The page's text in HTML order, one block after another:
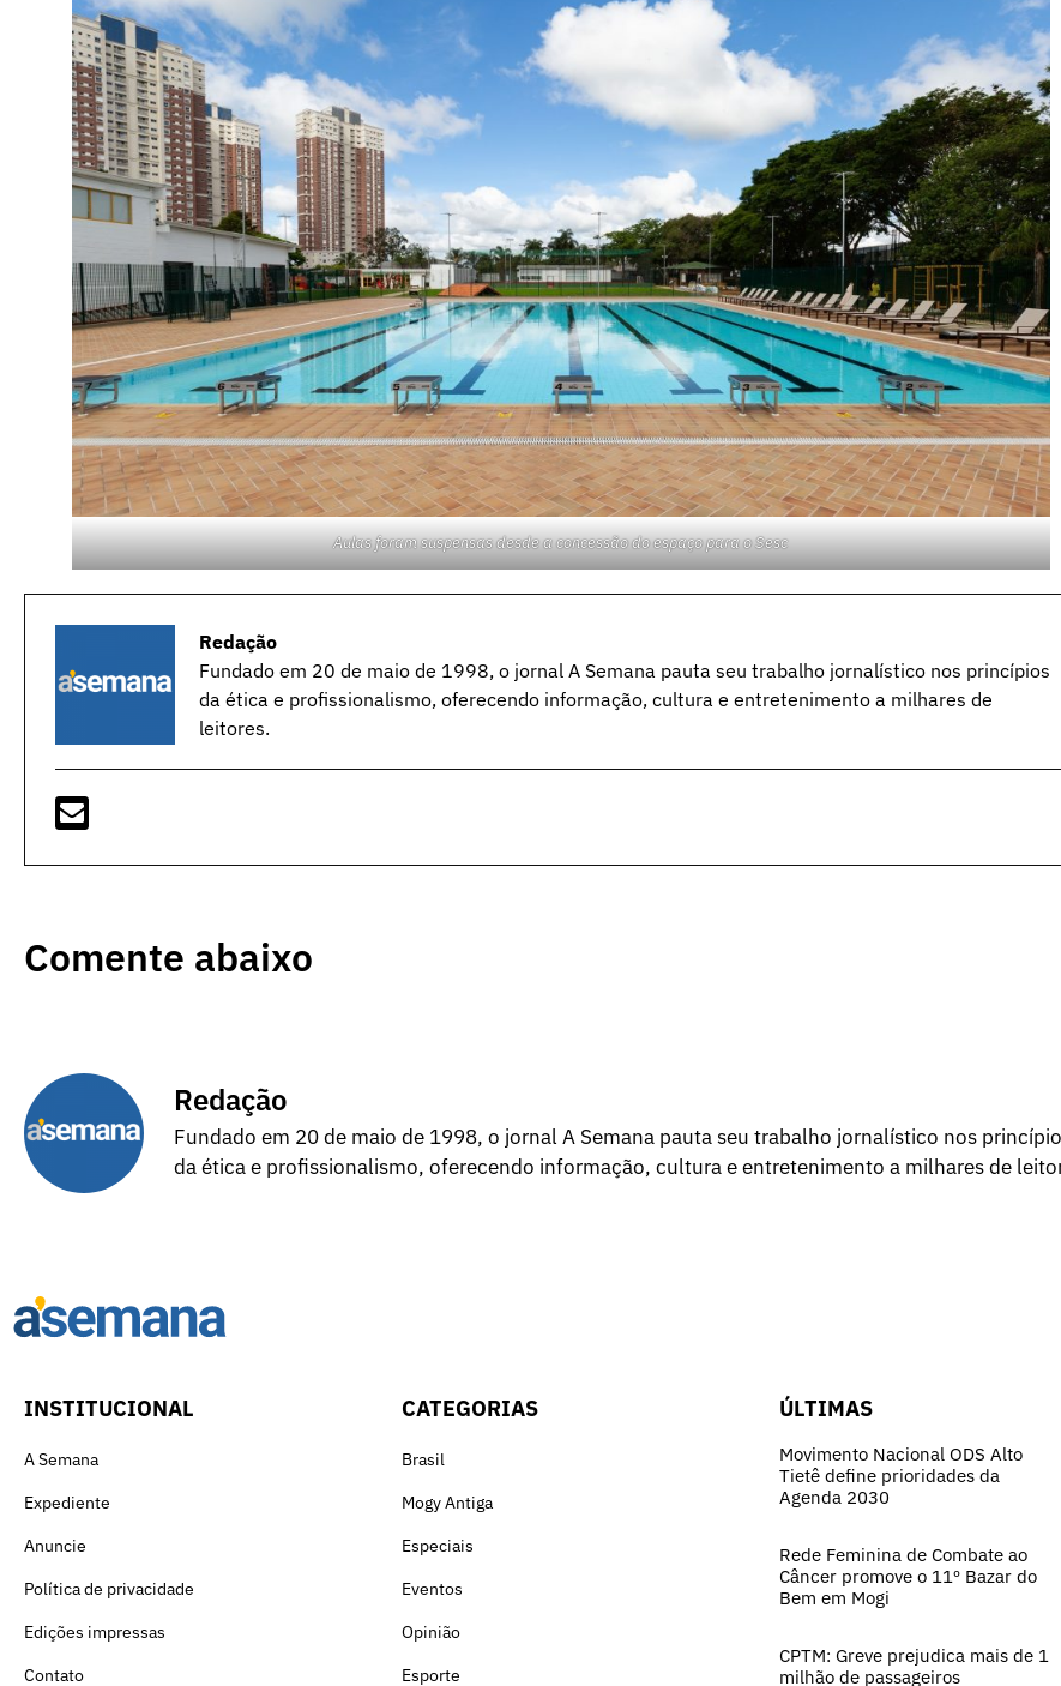
Aulas foram suspensas desde a concessão do espaço para o Sesc
Redação
Fundado em 20 de maio de 1998, o jornal A Semana pauta seu trabalho jornalístico nos princípios
da ética e profissionalismo, oferecendo informação, cultura e entretenimento a milhares de
leitores.
Comente abaixo
Redação
Fundado em 20 de maio de 1998, o jornal A Semana pauta seu trabalho jornalístico nos
da ética e profissionalismo, oferecendo informação, cultura e entretenimento a milhares de
INSTITUCIONAL
A Semana
Expediente
Anuncie
Política de privacidade
Edições impressas
Contato
CATEGORIAS
Brasil
Mogy Antiga
Especiais
Eventos
Opinião
Esporte
ÚLTIMAS
Movimento Nacional ODS Alto
Tietê define prioridades da
Agenda 2030
Rede Feminina de Combate ao
Câncer promove o 11º Bazar do
Bem em Mogi
CPTM: Greve prejudica mais de 1
milhão de passageiros